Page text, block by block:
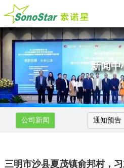
Casa
关
我
们
闻
中
产
品
应
新闻中
公司新闻 通知预告
三明市沙县夏茂镇俞邦村，